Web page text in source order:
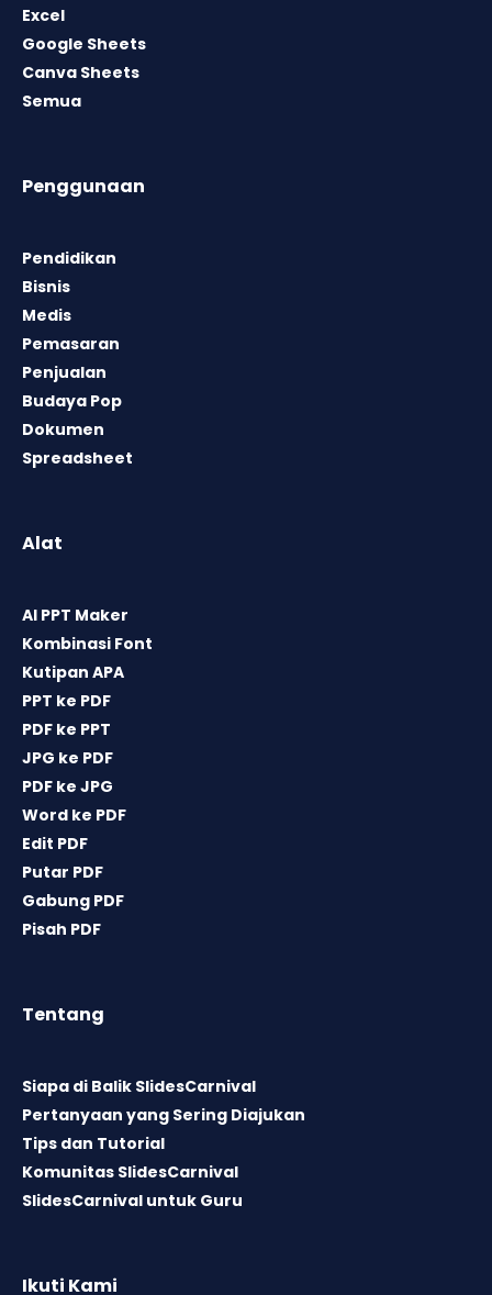
Excel
Google Sheets
Canva Sheets
Semua
Penggunaan
Pendidikan
Bisnis
Medis
Pemasaran
Penjualan
Budaya Pop
Dokumen
Spreadsheet
Alat
AI PPT Maker
Kombinasi Font
Kutipan APA
PPT ke PDF
PDF ke PPT
JPG ke PDF
PDF ke JPG
Word ke PDF
Edit PDF
Putar PDF
Gabung PDF
Pisah PDF
Tentang
Siapa di Balik SlidesCarnival
Pertanyaan yang Sering Diajukan
Tips dan Tutorial
Komunitas SlidesCarnival
SlidesCarnival untuk Guru
Ikuti Kami